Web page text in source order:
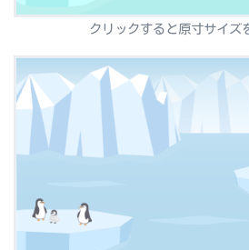
クリックすると原寸サイズ